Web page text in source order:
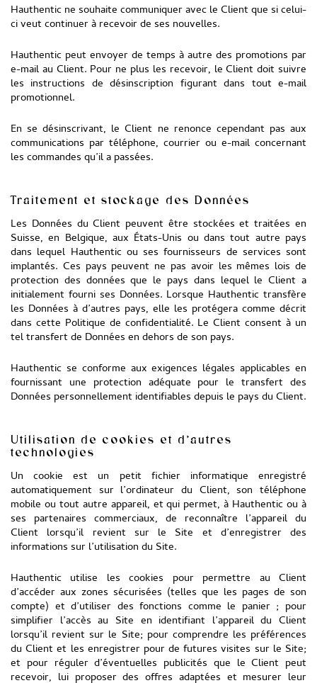
Hauthentic ne souhaite communiquer avec le Client que si celui-
ci veut continuer à recevoir de ses nouvelles.
Hauthentic peut envoyer de temps à autre des promotions par
e-mail au Client. Pour ne plus les recevoir, le Client doit suivre
les instructions de désinscription figurant dans tout e-mail
promotionnel.
En se désinscrivant, le Client ne renonce cependant pas aux
communications par téléphone, courrier ou e-mail concernant
les commandes qu’il a passées.
Traitement et stockage des Données
Les Données du Client peuvent être stockées et traitées en
Suisse, en Belgique, aux États-Unis ou dans tout autre pays
dans lequel Hauthentic ou ses fournisseurs de services sont
implantés. Ces pays peuvent ne pas avoir les mêmes lois de
protection des données que le pays dans lequel le Client a
initialement fourni ses Données. Lorsque Hauthentic transfère
les Données à d’autres pays, elle les protégera comme décrit
dans cette Politique de confidentialité. Le Client consent à un
tel transfert de Données en dehors de son pays.
Hauthentic se conforme aux exigences légales applicables en
fournissant une protection adéquate pour le transfert des
Données personnellement identifiables depuis le pays du Client.
Utilisation de cookies et d’autres
technologies
Un cookie est un petit fichier informatique enregistré
automatiquement sur l’ordinateur du Client, son téléphone
mobile ou tout autre appareil, et qui permet, à Hauthentic ou à
ses partenaires commerciaux, de reconnaître l’appareil du
Client lorsqu’il revient sur le Site et d’enregistrer des
informations sur l’utilisation du Site.
Hauthentic utilise les cookies pour permettre au Client
d’accéder aux zones sécurisées (telles que les pages de son
compte) et d’utiliser des fonctions comme le panier ; pour
simplifier l’accès au Site en identifiant l’appareil du Client
lorsqu’il revient sur le Site; pour comprendre les préférences
du Client et les enregistrer pour de futures visites sur le Site;
et pour réguler d’éventuelles publicités que le Client peut
recevoir, lui proposer des offres adaptées et mesurer leur